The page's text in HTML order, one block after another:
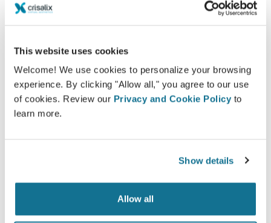
This website uses cookies
Welcome! We use cookies to personalize your browsing
experience. By clicking "Allow all," you agree to our use
of cookies. Review our Privacy and Cookie Policy to
learn more.
Show details
Allow all
Bu, aileniz ve arkadaşlarınızla veya fikir almak
Yeni sizi şimdi görün!
Crisalix, gizliliğinizi her zaman korumaya
kararlıdır. Sunucularımız tamamen şifrelenmiştir:
bilgileriniz güvenli ve gizli kalır.